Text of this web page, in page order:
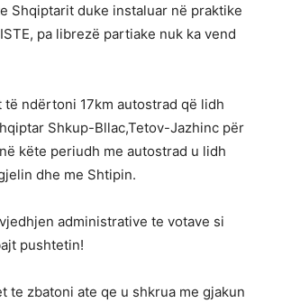
Shqiptarit duke instaluar në praktike
pa librezë partiake nuk ka vend
të ndërtoni 17km autostrad që lidh
Shkup-Bllac,Tetov-Jazhinc për
këte periudh me autostrad u lidh
dhe me Shtipin.
administrative te votave si
pushtetin!
te zbatoni ate qe u shkrua me gjakun